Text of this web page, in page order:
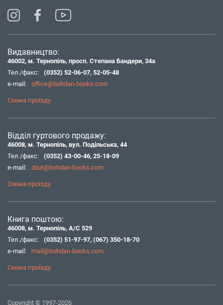
Видавництво:
46002, м. Тернопіль, просп. Степана Бандери, 34а
Тел./факс:
(0352) 52-06-07, 52-05-48
e-mail:
office@bohdan-books.com
Схема проїзду
Відділ гуртового продажу:
46008, м. Тернопіль, вул. Подільська, 44
Тел./факс:
(0352) 43-00-46, 25-18-09
e-mail:
zbut@bohdan-books.com
Схема проїзду
Книга поштою:
46008, м. Тернопіль, А/С 529
Тел./факс:
(0352) 51-97-97, (067) 350-18-70
e-mail:
mail@bohdan-books.com
Схема проїзду
Copyright © 1997-2026